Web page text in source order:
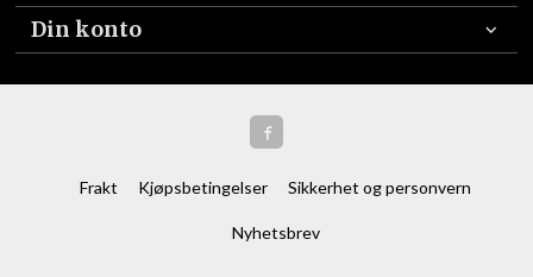
Din konto
Frakt Kjøpsbetingelser Sikkerhet og personvern
Nyhetsbrev